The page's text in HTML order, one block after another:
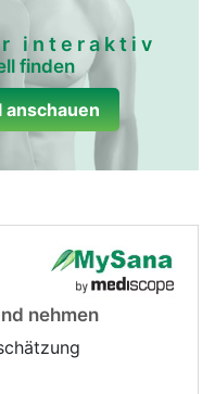
interaktiv
finden
anschauen
nehmen